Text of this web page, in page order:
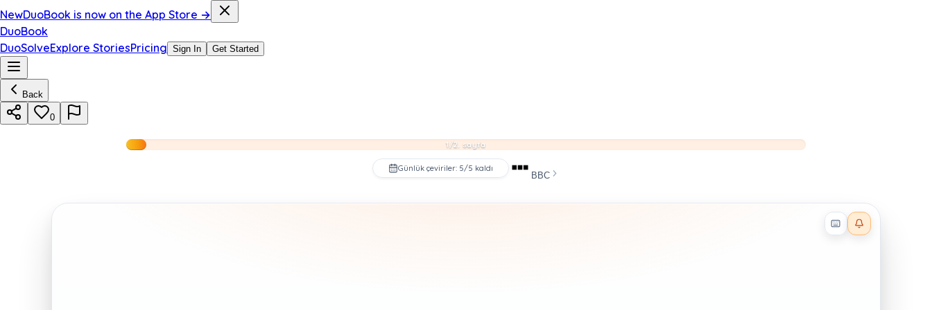
NewDuoBook is now on the App Store →
DuoBook
DuoSolveExplore StoriesPricing Sign In Get Started
Back
0
1/2. sayfa
Günlük çeviriler: 5/5 kaldı
BBC
Reader effects on